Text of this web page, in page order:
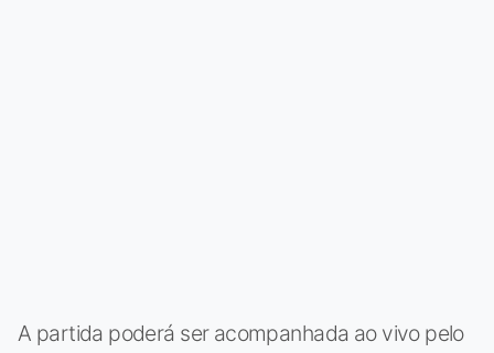
A partida poderá ser acompanhada ao vivo pelo